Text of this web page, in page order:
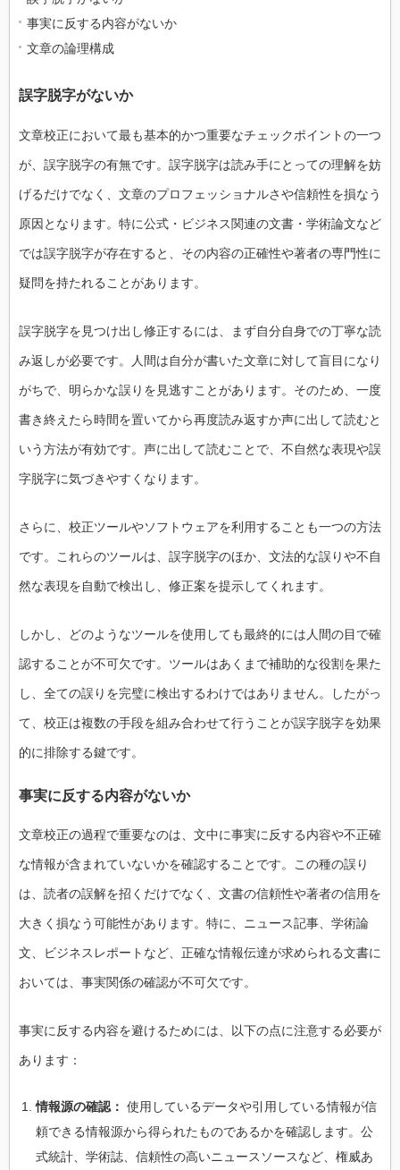
事実に反する内容がないか
文章の論理構成
誤字脱字がないか
文章校正において最も基本的かつ重要なチェックポイントの一つ
が、誤字脱字の有無です。誤字脱字は読み手にとっての理解を妨
げるだけでなく、文章のプロフェッショナルさや信頼性を損なう
原因となります。特に公式・ビジネス関連の文書・学術論文など
では誤字脱字が存在すると、その内容の正確性や著者の専門性に
疑問を持たれることがあります。
誤字脱字を見つけ出し修正するには、まず自分自身での丁寧な読
み返しが必要です。人間は自分が書いた文章に対して盲目になり
がちで、明らかな誤りを見逃すことがあります。そのため、一度
書き終えたら時間を置いてから再度読み返すか声に出して読むと
いう方法が有効です。声に出して読むことで、不自然な表現や誤
字脱字に気づきやすくなります。
さらに、校正ツールやソフトウェアを利用することも一つの方法
です。これらのツールは、誤字脱字のほか、文法的な誤りや不自
然な表現を自動で検出し、修正案を提示してくれます。
しかし、どのようなツールを使用しても最終的には人間の目で確
認することが不可欠です。ツールはあくまで補助的な役割を果た
し、全ての誤りを完璧に検出するわけではありません。したがっ
て、校正は複数の手段を組み合わせて行うことが誤字脱字を効果
的に排除する鍵です。
事実に反する内容がないか
文章校正の過程で重要なのは、文中に事実に反する内容や不正確
な情報が含まれていないかを確認することです。この種の誤り
は、読者の誤解を招くだけでなく、文書の信頼性や著者の信用を
大きく損なう可能性があります。特に、ニュース記事、学術論
文、ビジネスレポートなど、正確な情報伝達が求められる文書に
おいては、事実関係の確認が不可欠です。
事実に反する内容を避けるためには、以下の点に注意する必要が
あります：
情報源の確認： 使用しているデータや引用している情報が信
頼できる情報源から得られたものであるかを確認します。公
式統計、学術誌、信頼性の高いニュースソースなど、権威あ